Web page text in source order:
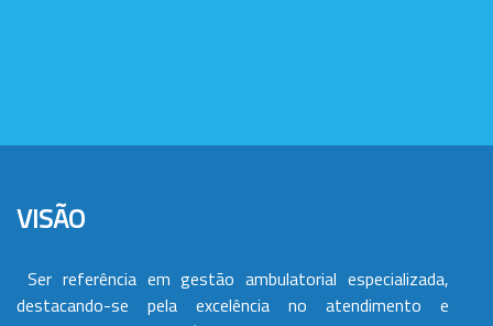
VISÃO
Ser referência em gestão ambulatorial especializada,
destacando-se pela excelência no atendimento e